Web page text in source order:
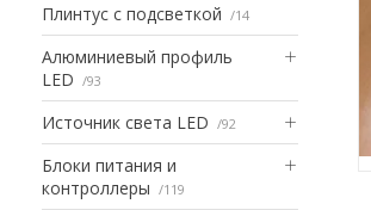
Плинтус с подсветкой 14
Алюминиевый профиль
LED
93
Источник света LED 92
Блоки питания и
контроллеры
119